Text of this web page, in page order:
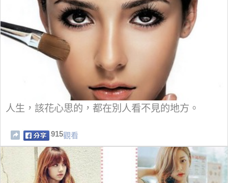
人生，該花心思的，都在別人看不見的地方。
915觀看